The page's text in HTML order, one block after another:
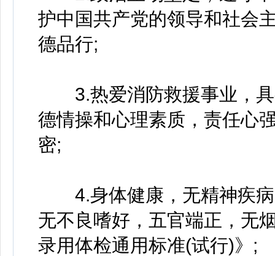
护中国共产党的领导和社会
德品行;
3.热爱消防救援事业，具
德情操和心理素质，责任心
密;
4.身体健康，无精神疾病
无不良嗜好，五官端正，无
录用体检通用标准(试行)》;